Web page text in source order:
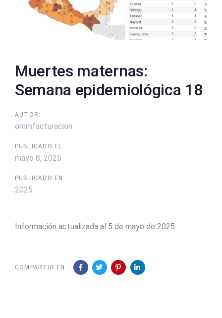
Muertes maternas:
Semana epidemiológica 18
AUTOR:
ommfacturacion
PUBLICADO EL:
mayo 8, 2025
PUBLICADO EN:
2025
Información actualizada al 5 de mayo de 2025
COMPARTIR EN: